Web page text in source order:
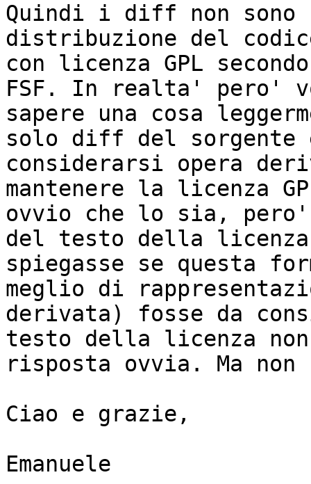
Quindi i diff non sono
distribuzione del
con licenza GPL
FSF. In realta' pero'
sapere una cosa
solo diff del sorgente
considerarsi opera
mantenere la licenza
ovvio che lo sia,
del testo della licenza
spiegasse se questa
meglio di
derivata) fosse da
testo della licenza
risposta ovvia. Ma non
Ciao e grazie,
Emanuele